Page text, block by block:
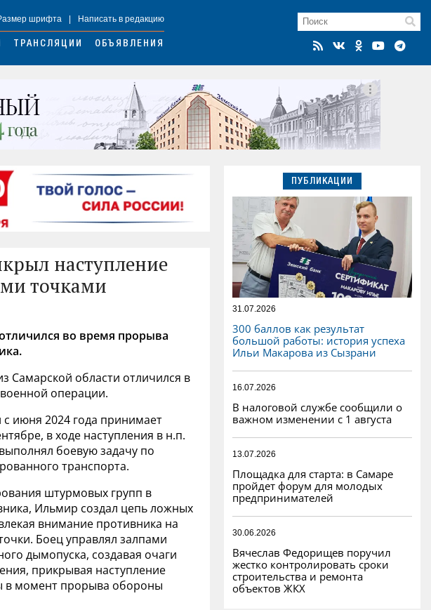
шрифта Написать в редакцию
ТРАНСЛЯЦИИ ОБЪЯВЛЕНИЯ
наступление
точками
во время прорыва
Самарской области отличился в
операции.
июня 2024 года принимает
в ходе наступления в н.п.
боевую задачу по
транспорта.
штурмовых групп в
Ильмир создал цепь ложных
внимание противника на
Боец управлял залпами
дымопуска, создавая очаги
прикрывая наступление
в момент прорыва обороны
ПУБЛИКАЦИИ
31.07.2026
300 баллов как результат
большой работы: история успеха
Ильи Макарова из Сызрани
16.07.2026
В налоговой службе сообщили о
важном изменении с 1 августа
13.07.2026
Площадка для старта: в Самаре
пройдет форум для молодых
предпринимателей
30.06.2026
Вячеслав Федорищев поручил
жестко контролировать сроки
строительства и ремонта
объектов ЖКХ